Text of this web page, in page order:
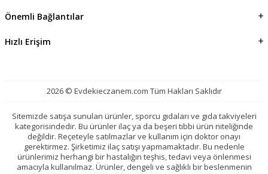
Önemli Bağlantılar
Hızlı Erişim
2026 © Evdekieczanem.com Tüm Hakları Saklıdır
Sitemizde satışa sunulan ürünler, sporcu gıdaları ve gıda takviyeleri
kategorisindedir. Bu ürünler ilaç ya da beşeri tıbbi ürün niteliğinde
değildir. Reçeteyle satılmazlar ve kullanım için doktor onayı
gerektirmez. Şirketimiz ilaç satışı yapmamaktadır. Bu nedenle
ürünlerimiz herhangi bir hastalığın teşhis, tedavi veya önlenmesi
amacıyla kullanılmaz. Ürünler, dengeli ve sağlıklı bir beslenmenin